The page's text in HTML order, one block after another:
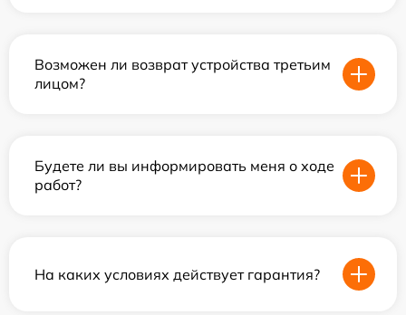
Возможен ли возврат устройства третьим
лицом?
Будете ли вы информировать меня о ходе
работ?
На каких условиях действует гарантия?